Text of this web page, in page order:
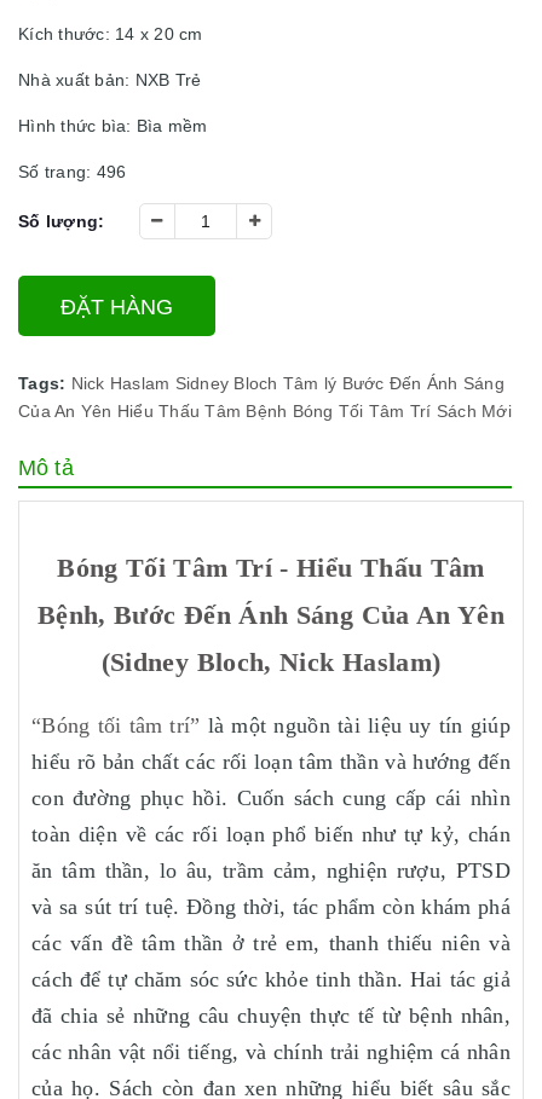
Kích thước: 14 x 20 cm
Nhà xuất bản: NXB Trẻ
Hình thức bìa: Bìa mềm
Số trang: 496
Số lượng:
ĐẶT HÀNG
Tags: Nick Haslam Sidney Bloch Tâm lý Bước Đến Ánh Sáng
Của An Yên Hiểu Thấu Tâm Bệnh Bóng Tối Tâm Trí Sách Mới
Mô tả
Bóng Tối Tâm Trí - Hiểu Thấu Tâm
Bệnh, Bước Đến Ánh Sáng Của An Yên
(Sidney Bloch, Nick Haslam)
“Bóng tối tâm trí” là một nguồn tài liệu uy tín giúp
hiểu rõ bản chất các rối loạn tâm thần và hướng đến
con đường phục hồi. Cuốn sách cung cấp cái nhìn
toàn diện về các rối loạn phổ biến như tự kỷ, chán
ăn tâm thần, lo âu, trầm cảm, nghiện rượu, PTSD
và sa sút trí tuệ. Đồng thời, tác phẩm còn khám phá
các vấn đề tâm thần ở trẻ em, thanh thiếu niên và
cách để tự chăm sóc sức khỏe tinh thần. Hai tác giả
đã chia sẻ những câu chuyện thực tế từ bệnh nhân,
các nhân vật nổi tiếng, và chính trải nghiệm cá nhân
của họ. Sách còn đan xen những hiểu biết sâu sắc